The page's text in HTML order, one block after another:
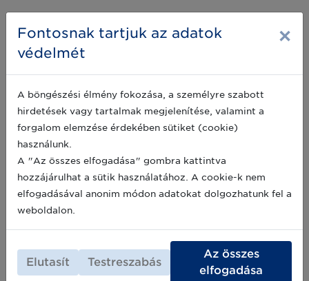
Fontosnak tartjuk az adatok
védelmét
×
A böngészési élmény fokozása, a személyre szabott
hirdetések vagy tartalmak megjelenítése, valamint a
forgalom elemzése érdekében sütiket (cookie)
használunk.
A "Az összes elfogadása" gombra kattintva
hozzájárulhat a sütik használatához. A cookie-k nem
elfogadásával anonim módon adatokat dolgozhatunk fel a
weboldalon.
Elutasít Testreszabás
Az összes
elfogadása